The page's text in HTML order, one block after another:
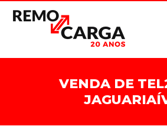
VENDA DE